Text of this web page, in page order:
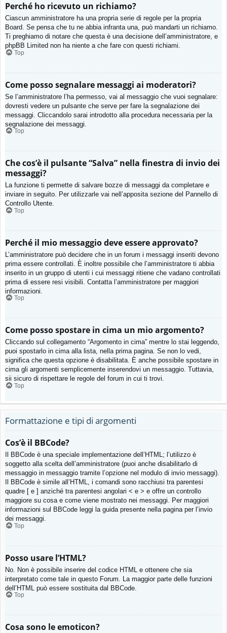
Perché ho ricevuto un richiamo?
Ciascun amministratore ha una propria serie di regole per la propria
Board. Se pensa che tu ne abbia infranta una, può mandarti un richiamo.
Ti preghiamo di notare che questa è una decisione dell’amministratore, e
phpBB Limited non ha niente a che fare con questi richiami.
Top
Come posso segnalare messaggi ai moderatori?
Se l’amministratore l’ha permesso, vai al messaggio che vuoi segnalare:
dovresti vedere un pulsante che serve per fare la segnalazione dei
messaggi. Cliccandolo sarai introdotto alla procedura necessaria per la
segnalazione dei messaggi.
Top
Che cos’è il pulsante “Salva” nella finestra di invio dei
messaggi?
La funzione ti permette di salvare bozze di messaggi da completare e
inviare in seguito. Per utilizzarle vai nell’apposita sezione del Pannello di
Controllo Utente.
Top
Perché il mio messaggio deve essere approvato?
L’amministratore può decidere che in un forum i messaggi inseriti devono
prima essere controllati. È inoltre possibile che l’amministratore ti abbia
inserito in un gruppo di utenti i cui messaggi ritiene che vadano controllati
prima di essere resi visibili. Contatta l’amministratore per maggiori
informazioni.
Top
Come posso spostare in cima un mio argomento?
Cliccando sul collegamento “Argomento in cima” mentre lo stai leggendo,
puoi spostarlo in cima alla lista, nella prima pagina. Se non lo vedi,
significa che questa opzione è disabilitata. È anche possibile spostare in
cima gli argomenti semplicemente inserendovi un messaggio. Tuttavia,
sii sicuro di rispettare le regole del forum in cui ti trovi.
Top
Formattazione e tipi di argomenti
Cos’è il BBCode?
Il BBCode è una speciale implementazione dell’HTML; l’utilizzo è
soggetto alla scelta dell’amministratore (puoi anche disabilitarlo di
messaggio in messaggio tramite l’opzione nel modulo di invio messaggi).
Il BBCode è simile all’HTML, i comandi sono racchiusi tra parentesi
quadre [ e ] anziché tra parentesi angolari < e > e offre un controllo
maggiore su cosa e come viene mostrato nei messaggi. Per maggiori
informazioni sul BBCode leggi la guida presente nella pagina per l’invio
dei messaggi.
Top
Posso usare l’HTML?
No. Non è possibile inserire del codice HTML e ottenere che sia
interpretato come tale in questo Forum. La maggior parte delle funzioni
dell’HTML può essere sostituita dal BBCode.
Top
Cosa sono le emoticon?